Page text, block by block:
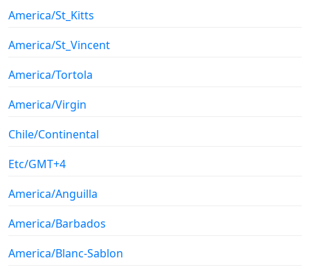
America/St_Kitts
America/St_Vincent
America/Tortola
America/Virgin
Chile/Continental
Etc/GMT+4
America/Anguilla
America/Barbados
America/Blanc-Sablon